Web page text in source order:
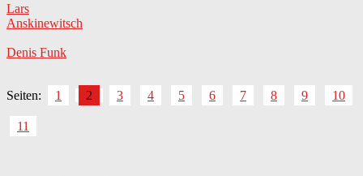
Lars
Anskinewitsch
Denis Funk
Seiten: 1 2 3 4 5 6 7 8 9 10
11